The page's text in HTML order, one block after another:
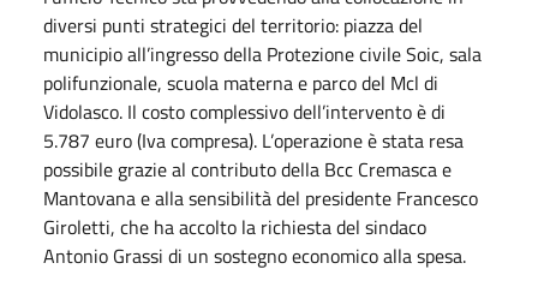
diversi punti strategici del territorio: piazza del
municipio all’ingresso della Protezione civile Soic, sala
polifunzionale, scuola materna e parco del Mcl di
Vidolasco. Il costo complessivo dell’intervento è di
5.787 euro (Iva compresa). L’operazione è stata resa
possibile grazie al contributo della Bcc Cremasca e
Mantovana e alla sensibilità del presidente Francesco
Giroletti, che ha accolto la richiesta del sindaco
Antonio Grassi di un sostegno economico alla spesa.